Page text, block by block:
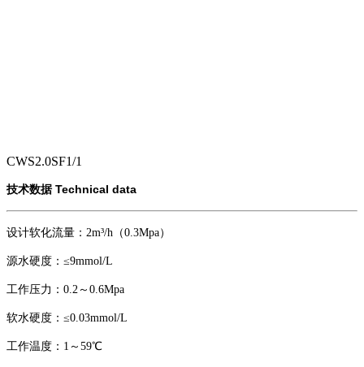
CWS2.0SF1/1
技术数据 Technical data
设计软化流量：2m³/h（0.3Mpa）
源水硬度：≤9mmol/L
工作压力：0.2～0.6Mpa
软水硬度：≤0.03mmol/L
工作温度：1～59℃